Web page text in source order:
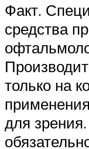
Факт.
средства
только на
для